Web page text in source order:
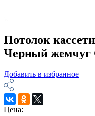
Потолок
Черный жемчуг
Добавить в избранное
Цена: